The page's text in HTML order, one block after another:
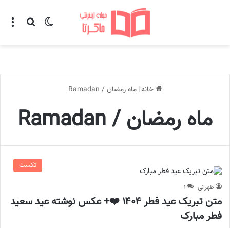
تغییر پوسته
خانه| ماه رمضان / Ramadan
ماه رمضان / Ramadan
تکست
طهرانی ۱
متن تبریک عید فطر ۱۴۰۴ ❤️+ عکس نوشته عید سعید
فطر مبارک